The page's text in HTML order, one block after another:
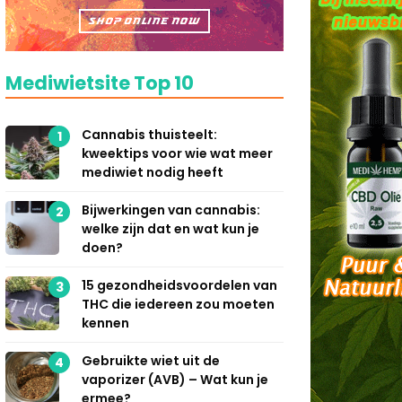
Mediwietsite Top 10
1
Cannabis thuisteelt:
kweektips voor wie wat meer
mediwiet nodig heeft
2
Bijwerkingen van cannabis:
welke zijn dat en wat kun je
doen?
3
15 gezondheidsvoordelen van
THC die iedereen zou moeten
kennen
4
Gebruikte wiet uit de
vaporizer (AVB) – Wat kun je
ermee?